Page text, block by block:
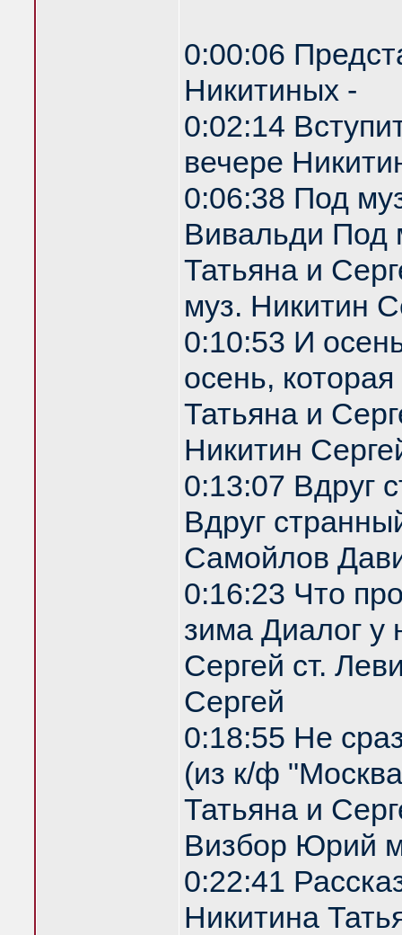
0:00:06
Никитиных -
0:02:14
вечере
0:06:38 Под
Вивальди Под
Татьяна и
муз. Никитин
0:10:53 И
осень,
Татьяна и
Никитин
0:13:07 Вдруг
Вдруг
Самойлов
0:16:23 Что
зима Диалог у
Сергей ст.
Сергей
0:18:55 Не
(из к/ф
Татьяна и
Визбор Юрий
0:22:41
Никитина